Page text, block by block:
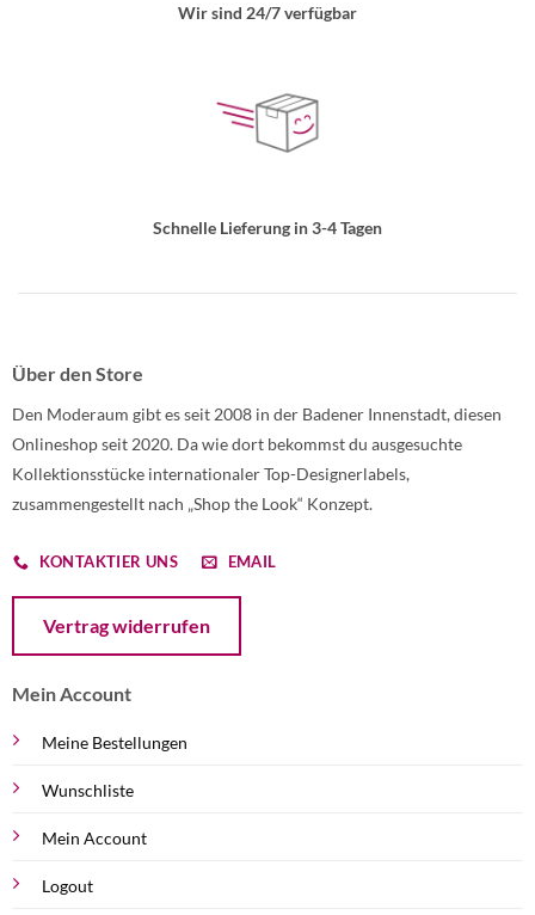
Wir sind 24/7 verfügbar
Schnelle Lieferung in 3-4 Tagen
Über den Store
Den Moderaum gibt es seit 2008 in der Badener Innenstadt, diesen
Onlineshop seit 2020. Da wie dort bekommst du ausgesuchte
Kollektionsstücke internationaler Top-Designerlabels,
zusammengestellt nach „Shop the Look“ Konzept.
KONTAKTIER UNS EMAIL
Vertrag widerrufen
Mein Account
Meine Bestellungen
Wunschliste
Mein Account
Logout